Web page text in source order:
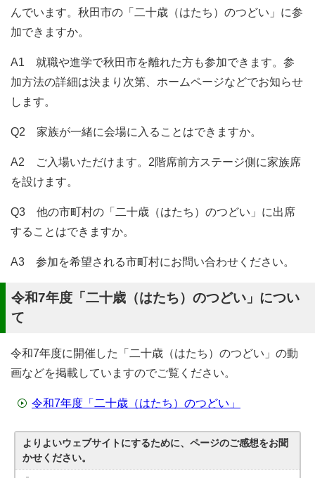
んでいます。秋田市の「二十歳（はたち）のつどい」に参
加できますか。
A1 就職や進学で秋田市を離れた方も参加できます。参
加方法の詳細は決まり次第、ホームページなどでお知らせ
します。
Q2 家族が一緒に会場に入ることはできますか。
A2 ご入場いただけます。2階席前方ステージ側に家族席
を設けます。
Q3 他の市町村の「二十歳（はたち）のつどい」に出席
することはできますか。
A3 参加を希望される市町村にお問い合わせください。
令和7年度「二十歳（はたち）のつどい」につい
て
令和7年度に開催した「二十歳（はたち）のつどい」の動
画などを掲載していますのでご覧ください。
令和7年度「二十歳（はたち）のつどい」
よりよいウェブサイトにするために、ページのご感想をお聞
かせください。